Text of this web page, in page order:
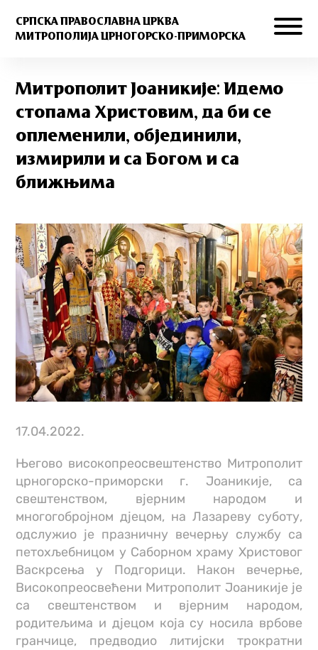
СРПСКА ПРАВОСЛАВНА ЦРКВА
МИТРОПОЛИЈА ЦРНОГОРСКО-ПРИМОРСКА
Митрополит Јоаникије: Идемо
стопама Христовим, да би се
оплеменили, објединили,
измирили и са Богом и са
ближњима
17.04.2022.
Његово високопреосвештенство Митрополит
црногорско-приморски г. Јоаникије, са
свештенством, вјерним народом и
многогобројном дјецом, на Лазареву суботу,
одслужио је празничну вечерњу службу са
петохљебницом у Саборном храму Христовог
Васкрсења у Подгорици. Након вечерње,
Високопреосвећени Митрополит Јоаникије је
са свештенством и вјерним народом,
родитељима и дјецом која су носила врбове
гранчице, предводио литијски трократни